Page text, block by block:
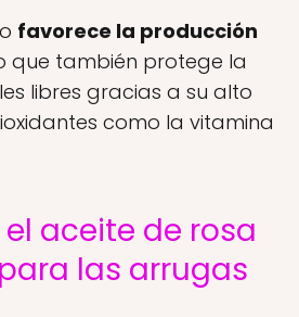
favorece la producción
que también protege la
libres gracias a su alto
como la vitamina
aceite de rosa
las arrugas